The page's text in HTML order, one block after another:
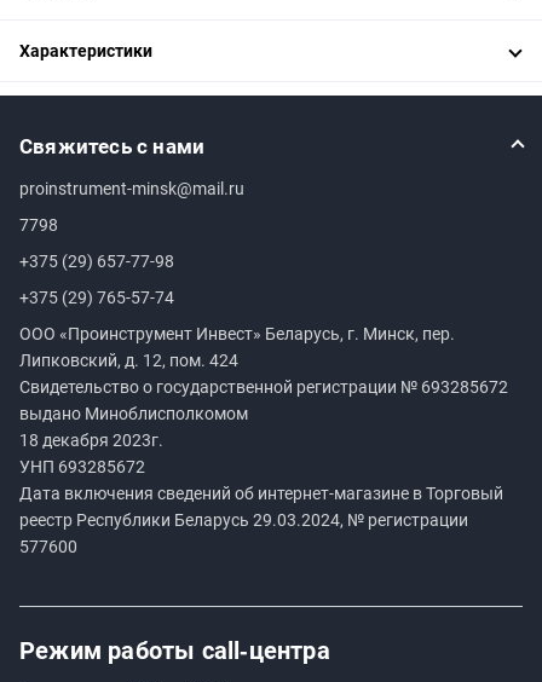
Характеристики
Свяжитесь с нами
proinstrument-minsk@mail.ru
7798
+375 (29) 657-77-98
+375 (29) 765-57-74
ООО «Проинструмент Инвест» Беларусь, г. Минск, пер.
Липковский, д. 12, пом. 424
Свидетельство о государственной регистрации № 693285672
выдано Миноблисполкомом
18 декабря 2023г.
УНП 693285672
Дата включения сведений об интернет-магазине в Торговый
реестр Республики Беларусь 29.03.2024, № регистрации
577600
Режим работы call‑центра